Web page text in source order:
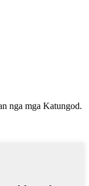
nga mga Katungod.